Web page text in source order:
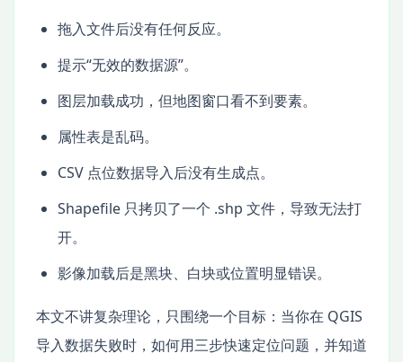
拖入文件后没有任何反应。
提示“无效的数据源”。
图层加载成功，但地图窗口看不到要素。
属性表是乱码。
CSV 点位数据导入后没有生成点。
Shapefile 只拷贝了一个 .shp 文件，导致无法打
开。
影像加载后是黑块、白块或位置明显错误。
本文不讲复杂理论，只围绕一个目标：当你在 QGIS
导入数据失败时，如何用三步快速定位问题，并知道